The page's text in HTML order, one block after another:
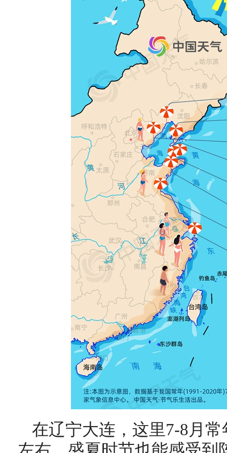
在辽宁大连，这里7-8月